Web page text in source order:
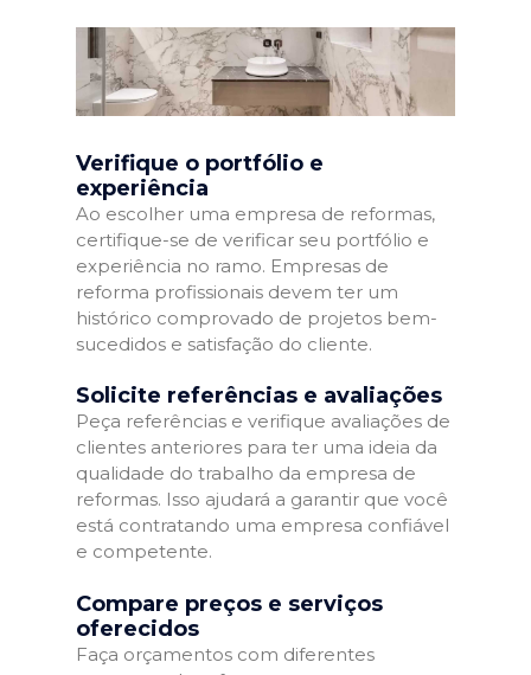
Verifique o portfólio e
experiência
Ao escolher uma empresa de reformas,
certifique-se de verificar seu portfólio e
experiência no ramo. Empresas de
reforma profissionais devem ter um
histórico comprovado de projetos bem-
sucedidos e satisfação do cliente.
Solicite referências e avaliações
Peça referências e verifique avaliações de
clientes anteriores para ter uma ideia da
qualidade do trabalho da empresa de
reformas. Isso ajudará a garantir que você
está contratando uma empresa confiável
e competente.
Compare preços e serviços
oferecidos
Faça orçamentos com diferentes